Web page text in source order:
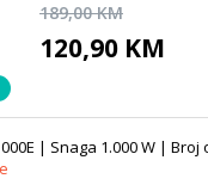
189,00 KM
120,90 KM
| Snaga 1.000 W |